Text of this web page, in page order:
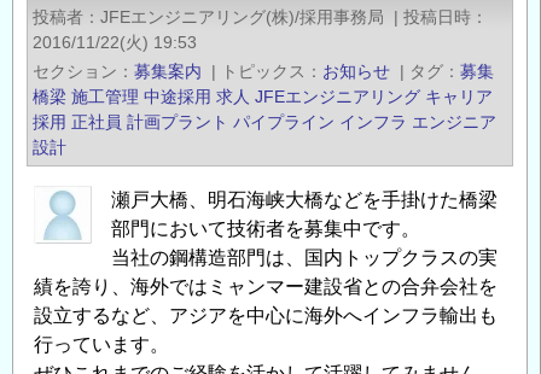
投稿者 JFEエンジニアリング(株)/採用事務局 | 投稿日時
2016/11/22(火) 19:53
セクション
募集案内 | トピックス お知らせ | タグ
募集
橋梁 施工管理 中途採用 求人 JFEエンジニアリング キャリア
採用 正社員 計画プラント パイプライン インフラ エンジニア
設計
瀬戸大橋、明石海峡大橋などを手掛けた橋梁
部門において技術者を募集中です。
当社の鋼構造部門は、国内トップクラスの実
績を誇り、海外ではミャンマー建設省との合弁会社を
設立するなど、アジアを中心に海外へインフラ輸出も
行っています。